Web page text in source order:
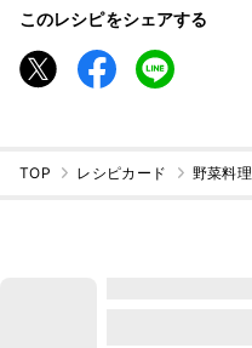
このレシピをシェアする
TOP レシピカード 野菜料理